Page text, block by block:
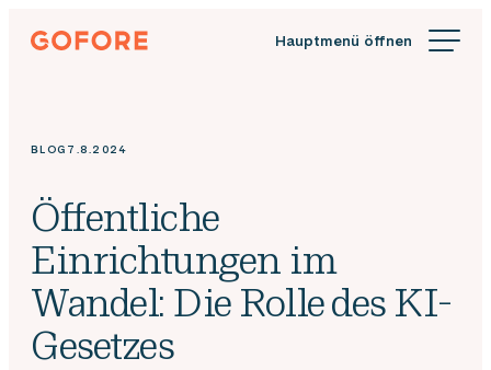
Zum
Inhalt
Gofore
in
Digitalisierung.
BLOG 7.8.2024
Öffentliche
Einrichtungen im
Wandel: Die Rolle des KI-
Gesetzes